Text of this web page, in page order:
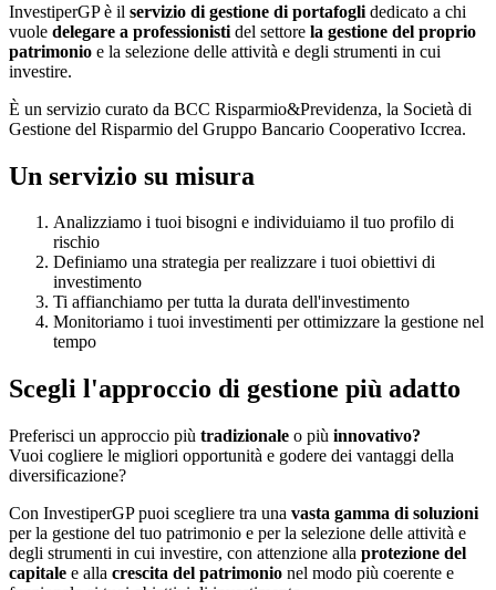
InvestiperGP è il servizio di gestione di portafogli dedicato a chi
vuole delegare a professionisti del settore la gestione del proprio
patrimonio e la selezione delle attività e degli strumenti in cui
investire.
È un servizio curato da BCC Risparmio&Previdenza, la Società di
Gestione del Risparmio del Gruppo Bancario Cooperativo Iccrea.
Un servizio su misura
Analizziamo i tuoi bisogni e individuiamo il tuo profilo di
rischio
Definiamo una strategia per realizzare i tuoi obiettivi di
investimento
Ti affianchiamo per tutta la durata dell'investimento
Monitoriamo i tuoi investimenti per ottimizzare la gestione nel
tempo
Scegli l'approccio di gestione più adatto
Preferisci un approccio più tradizionale o più innovativo?
Vuoi cogliere le migliori opportunità e godere dei vantaggi della
diversificazione?
Con InvestiperGP puoi scegliere tra una vasta gamma di soluzioni
per la gestione del tuo patrimonio e per la selezione delle attività e
degli strumenti in cui investire, con attenzione alla protezione del
capitale e alla crescita del patrimonio nel modo più coerente e